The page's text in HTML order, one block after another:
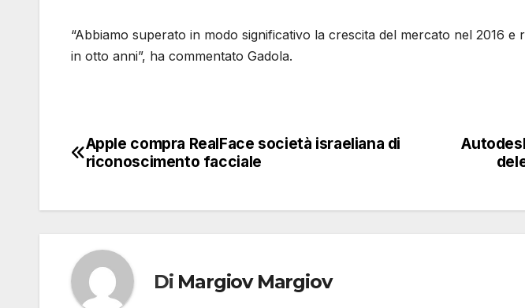
“Abbiamo superato in modo significativo la crescita del mercato nel 2016
in otto anni”, ha commentato Gadola.
Navigazione
Apple compra RealFace società israeliana di
riconoscimento facciale
Di Margiov Margiov